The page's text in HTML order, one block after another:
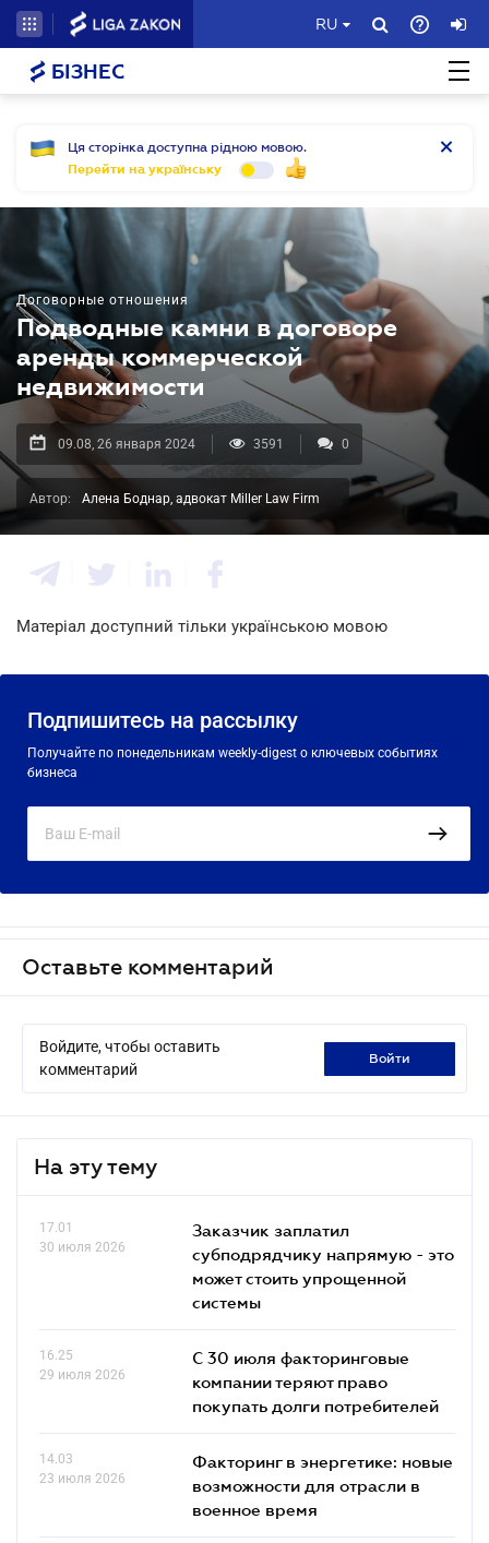
RU
БІЗНЕС
Ця сторінка доступна рідною мовою.
Перейти на українську
Договорные отношения
Подводные камни в договоре
аренды коммерческой
недвижимости
09.08, 26 января 2024 3591 0
Автор: Алена Боднар, адвокат Miller Law Firm
Матеріал доступний тільки українською мовою
Подпишитесь на рассылку
Получайте по понедельникам weekly-digest о ключевых событиях
бизнеса
Оставьте комментарий
Войдите, чтобы оставить
комментарий
войти
На эту тему
17.01
30 июля 2026
Заказчик заплатил
субподрядчику напрямую - это
может стоить упрощенной
системы
16.25
29 июля 2026
С 30 июля факторинговые
компании теряют право
покупать долги потребителей
14.03
23 июля 2026
Факторинг в энергетике: новые
возможности для отрасли в
военное время